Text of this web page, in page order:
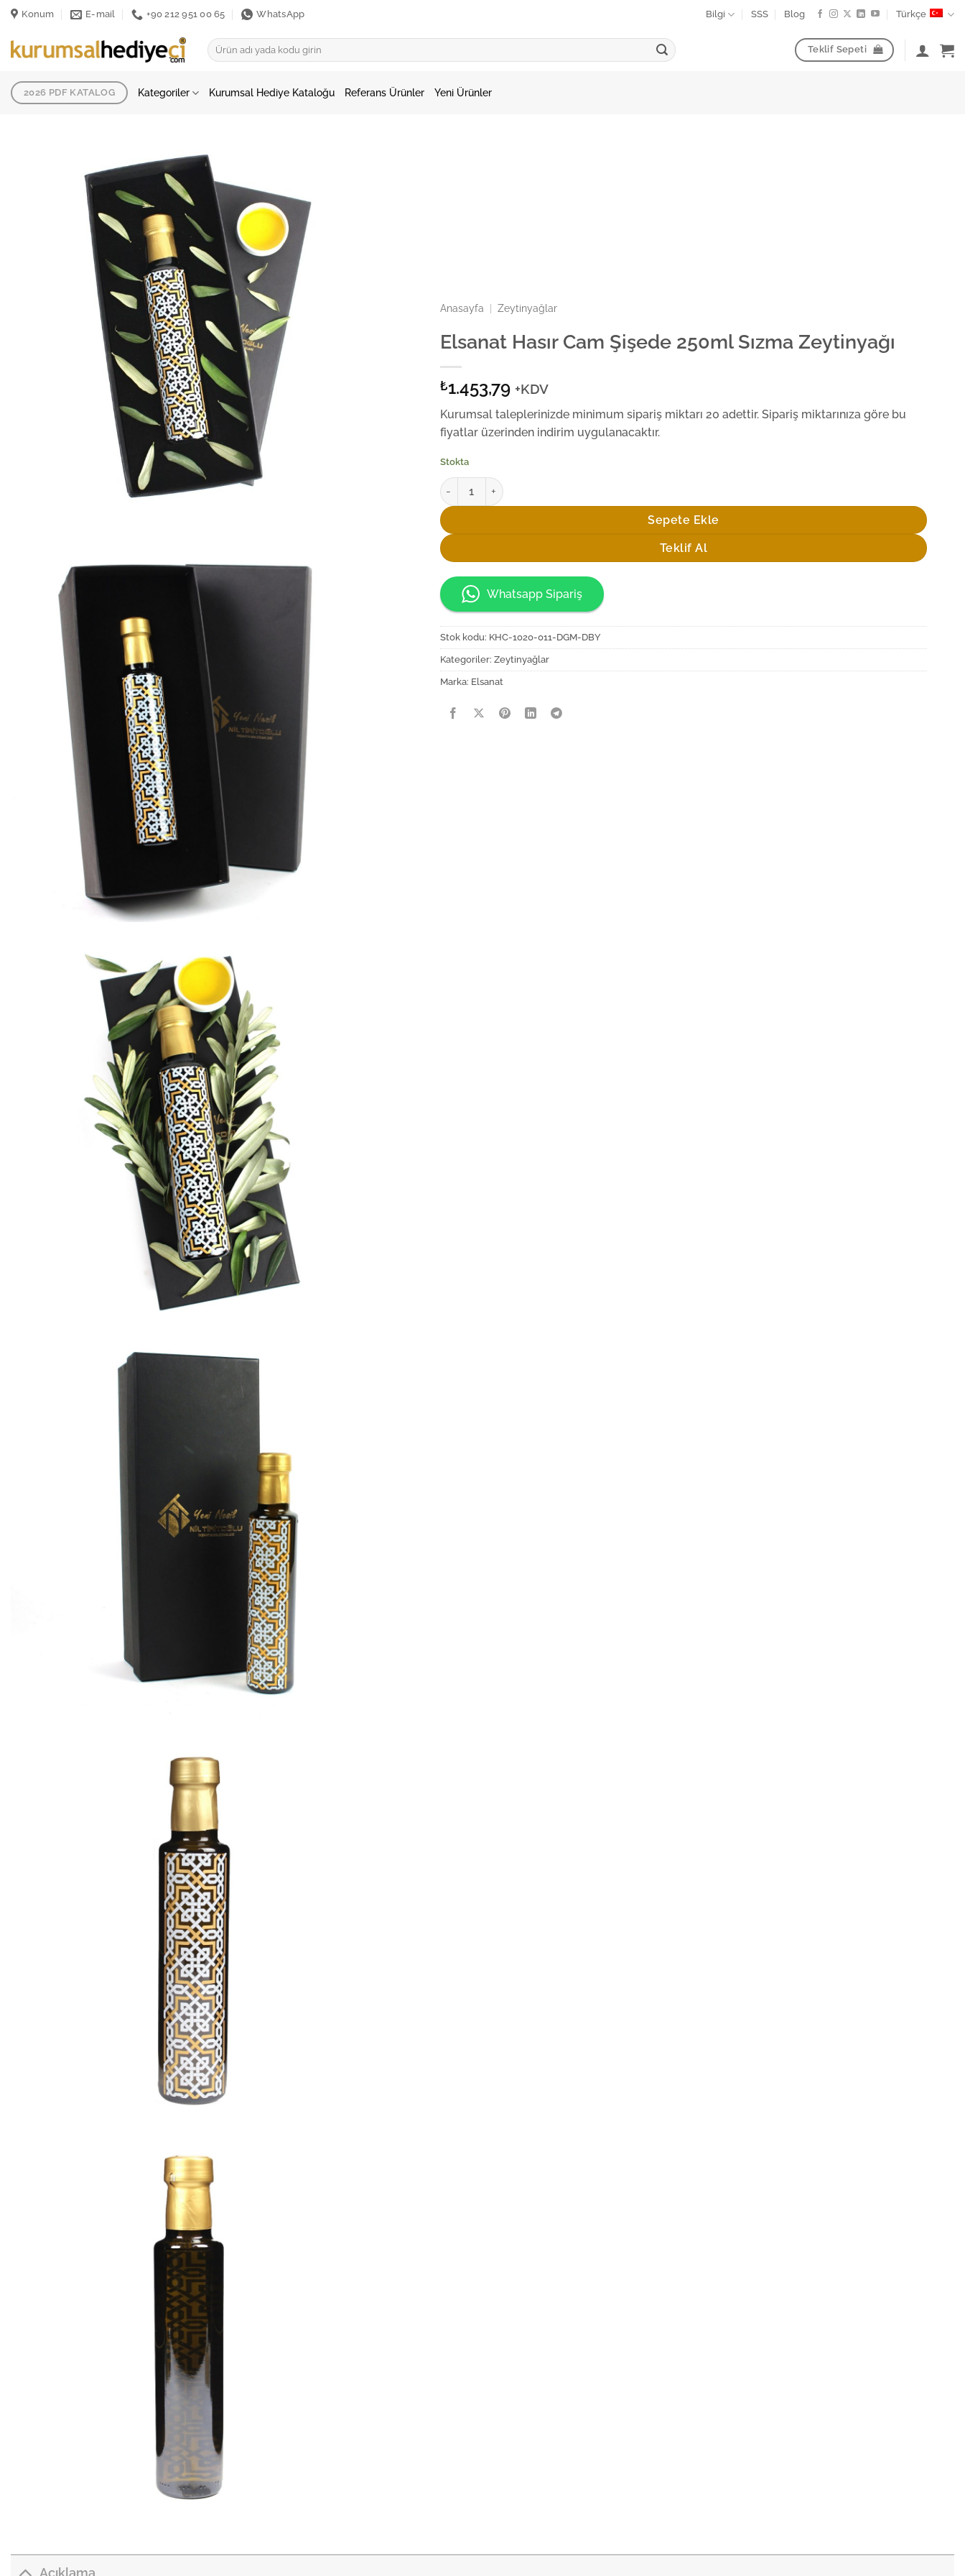
İçeriğeKonum E-mail +90 212 951 00 65 WhatsApp Bilgi SSS Blog Türkçe
Ara: Teklif Sepeti
2026 PDF KATALOG Kategoriler Kurumsal Hediye Kataloğu Referans Ürünler Yeni Ürünler
Anasayfa Zeytinyağlar
Elsanat Hasır Cam Şişede 250ml Sızma Zeytinyağı
₺1.453,79 +KDV
Kurumsal taleplerinizde minimum sipariş miktarı 20 adettir. Sipariş miktarınıza göre bu
fiyatlar üzerinden indirim uygulanacaktır.
Stokta
Elsanat Hasır Cam Şişede 250ml Sızma Zeytinyağı adet
Sepete Ekle
Teklif Al
Whatsapp Sipariş
Stok kodu: KHC-1020-011-DGM-DBY
Kategoriler: Zeytinyağlar
Marka: Elsanat
Açıklama